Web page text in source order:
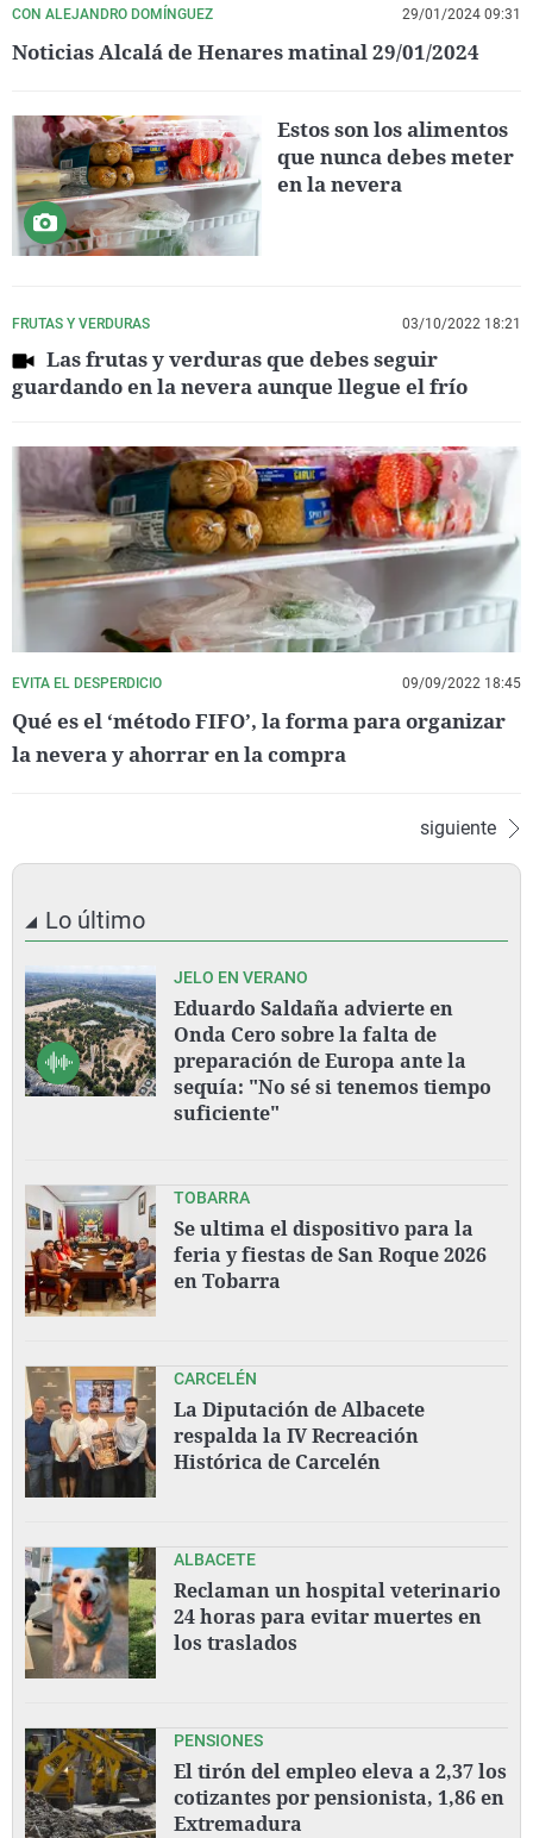
CON ALEJANDRO DOMÍNGUEZ 29/01/2024 09:31
Noticias Alcalá de Henares matinal 29/01/2024
Estos son los alimentos
que nunca debes meter
en la nevera
FRUTAS Y VERDURAS 03/10/2022 18:21
Las frutas y verduras que debes seguir
guardando en la nevera aunque llegue el frío
EVITA EL DESPERDICIO 09/09/2022 18:45
Qué es el ‘método FIFO’, la forma para organizar
la nevera y ahorrar en la compra
siguiente
Lo último
JELO EN VERANO
Eduardo Saldaña advierte en
Onda Cero sobre la falta de
preparación de Europa ante la
sequía: "No sé si tenemos tiempo
suficiente"
TOBARRA
Se ultima el dispositivo para la
feria y fiestas de San Roque 2026
en Tobarra
CARCELÉN
La Diputación de Albacete
respalda la IV Recreación
Histórica de Carcelén
ALBACETE
Reclaman un hospital veterinario
24 horas para evitar muertes en
los traslados
PENSIONES
El tirón del empleo eleva a 2,37 los
cotizantes por pensionista, 1,86 en
Extremadura